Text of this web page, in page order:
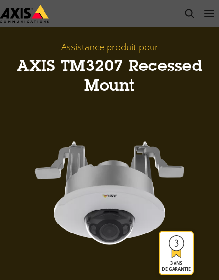
Passer
au
open
Assistance produit pour
AXIS TM3207 Recessed
Mount
3 ANS
DE GARANTIE